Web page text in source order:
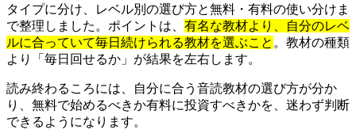
タイプに分け、レベル別の選び方と無料・有料の使い分けま
で整理しました。ポイントは、 有名な教材より、自分のレベ
ルに合っていて毎日続けられる教材を選ぶこと 。教材の種類
より「毎日回せるか」が結果を左右します。
読み終わるころには、自分に合う音読教材の選び方が分か
り、無料で始めるべきか有料に投資すべきかを、迷わず判断
できるようになります。